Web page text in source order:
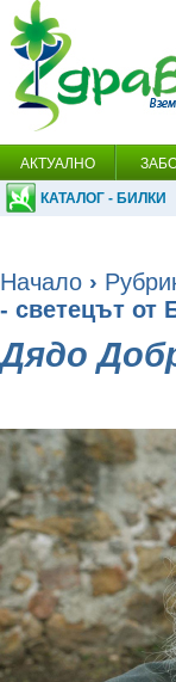
АКТУАЛНО
КАТАЛОГ - БИЛКИ
Начало ›
- светецът от
Дядо